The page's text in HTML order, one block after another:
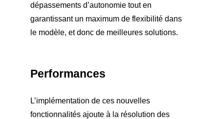
dépassements d’autonomie tout en
garantissant un maximum de flexibilité dans
le modèle, et donc de meilleures solutions.
Performances
L’implémentation de ces nouvelles
fonctionnalités ajoute à la résolution des